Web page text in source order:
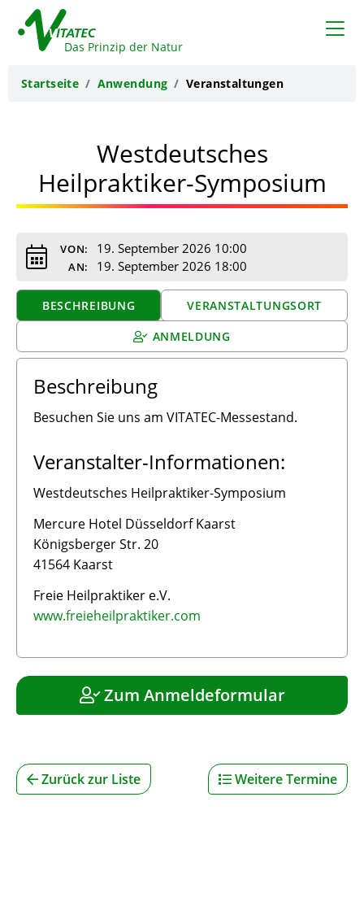
Das Prinzip der Natur
Startseite Anwendung Veranstaltungen
Westdeutsches
Heilpraktiker-Symposium
VON: 19. September 2026 10:00
AN: 19. September 2026 18:00
BESCHREIBUNG
VERANSTALTUNGSORT
ANMELDUNG
Zum Anmeldeformular
Beschreibung
Besuchen Sie uns am VITATEC-Messestand.
Veranstalter-Informationen:
Westdeutsches Heilpraktiker-Symposium
Mercure Hotel Düsseldorf Kaarst
Königsberger Str. 20
41564 Kaarst
Freie Heilpraktiker e.V.
www.freieheilpraktiker.com
Zurück zur Liste Weitere Termine